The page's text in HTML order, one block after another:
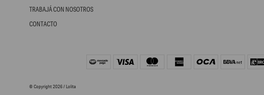
TRABAJÁ CON NOSOTROS
CONTACTO
© Copyright 2026 / Lolita